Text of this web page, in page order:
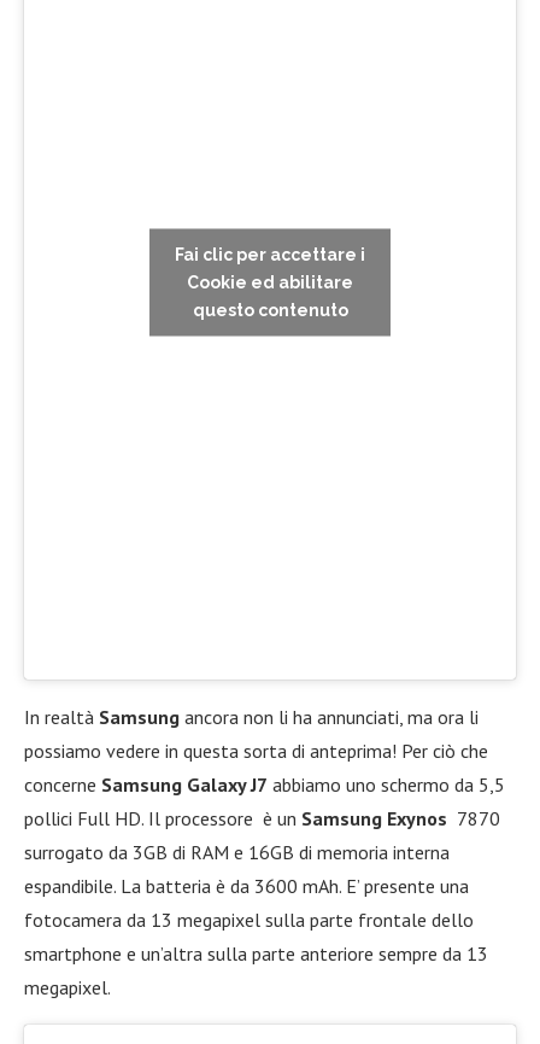
Fai clic per accettare i
Cookie ed abilitare
questo contenuto
In realtà Samsung ancora non li ha annunciati, ma ora li
possiamo vedere in questa sorta di anteprima! Per ciò che
concerne Samsung Galaxy J7 abbiamo uno schermo da 5,5
pollici Full HD. Il processore è un Samsung Exynos 7870
surrogato da 3GB di RAM e 16GB di memoria interna
espandibile. La batteria è da 3600 mAh. E’ presente una
fotocamera da 13 megapixel sulla parte frontale dello
smartphone e un’altra sulla parte anteriore sempre da 13
megapixel.